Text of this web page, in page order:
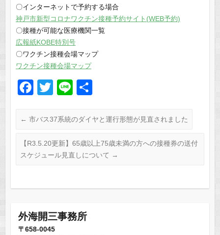
〇インターネットで予約する場合
神戸市新型コロナワクチン接種予約サイト(WEB予約)
〇接種が可能な医療機関一覧
広報紙KOBE特別号
〇ワクチン接種会場マップ
ワクチン接種会場マップ
F
c
b
T
tt
Li
e
← 市バス37系統のダイヤと運行形態が見直されました
【R3.5.20更新】65歳以上75歳未満の方への接種券の送付
スケジュール見直しについて →
外海開三事務所
〒658-0045